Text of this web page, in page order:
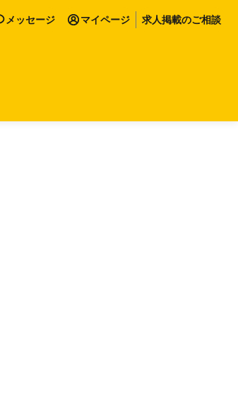
メッセージ マイページ 求人掲載のご相談